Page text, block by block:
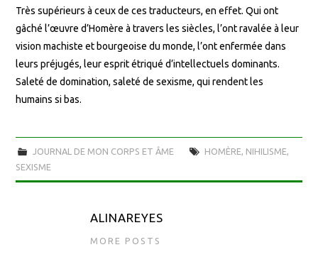
Très supérieurs à ceux de ces traducteurs, en effet. Qui ont
gâché l’œuvre d’Homère à travers les siècles, l’ont ravalée à leur
vision machiste et bourgeoise du monde, l’ont enfermée dans
leurs préjugés, leur esprit étriqué d’intellectuels dominants.
Saleté de domination, saleté de sexisme, qui rendent les
humains si bas.
JOURNAL DE MON CORPS ET ÂME HOMÈRE NIHILISME
SEXISME
ALINAREYES
MORE POSTS